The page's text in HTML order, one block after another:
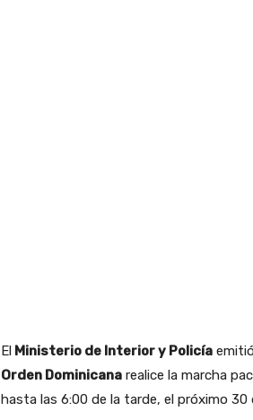
El Ministerio de Interior y Policía
Orden Dominicana realice la marcha
hasta las 6:00 de la tarde, el próximo 30